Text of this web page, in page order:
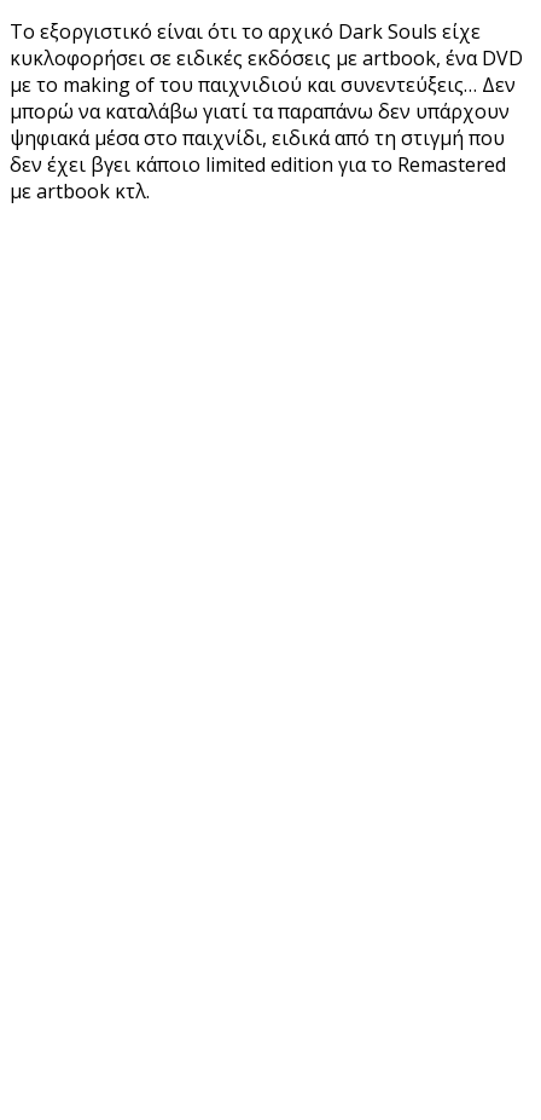
Το εξοργιστικό είναι ότι το αρχικό Dark Souls είχε
κυκλοφορήσει σε ειδικές εκδόσεις με artbook, ένα DVD
με το making of του παιχνιδιού και συνεντεύξεις… Δεν
μπορώ να καταλάβω γιατί τα παραπάνω δεν υπάρχουν
ψηφιακά μέσα στο παιχνίδι, ειδικά από τη στιγμή που
δεν έχει βγει κάποιο limited edition για το Remastered
με artbook κτλ.